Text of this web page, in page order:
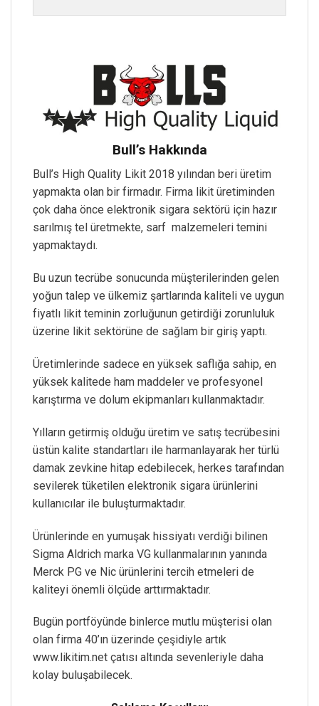
Bull’s Hakkında
Bull’s High Quality Likit 2018 yılından beri üretim
yapmakta olan bir firmadır. Firma likit üretiminden
çok daha önce elektronik sigara sektörü için hazır
sarılmış tel üretmekte, sarf malzemeleri temini
yapmaktaydı.
Bu uzun tecrübe sonucunda müşterilerinden gelen
yoğun talep ve ülkemiz şartlarında kaliteli ve uygun
fiyatlı likit teminin zorluğunun getirdiği zorunluluk
üzerine likit sektörüne de sağlam bir giriş yaptı.
Üretimlerinde sadece en yüksek saflığa sahip, en
yüksek kalitede ham maddeler ve profesyonel
karıştırma ve dolum ekipmanları kullanmaktadır.
Yılların getirmiş olduğu üretim ve satış tecrübesini
üstün kalite standartları ile harmanlayarak her türlü
damak zevkine hitap edebilecek, herkes tarafından
sevilerek tüketilen elektronik sigara ürünlerini
kullanıcılar ile buluşturmaktadır.
Ürünlerinde en yumuşak hissiyatı verdiği bilinen
Sigma Aldrich marka VG kullanmalarının yanında
Merck PG ve Nic ürünlerini tercih etmeleri de
kaliteyi önemli ölçüde arttırmaktadır.
Bugün portföyünde binlerce mutlu müşterisi olan
olan firma 40’ın üzerinde çeşidiyle artık
www.likitim.net çatısı altında sevenleriyle daha
kolay buluşabilecek.